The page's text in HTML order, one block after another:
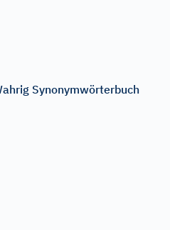
Synonymwörterbuch